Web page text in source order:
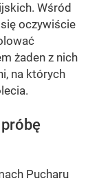
Wśród
oczywiście
żaden z nich
na których
Pucharu